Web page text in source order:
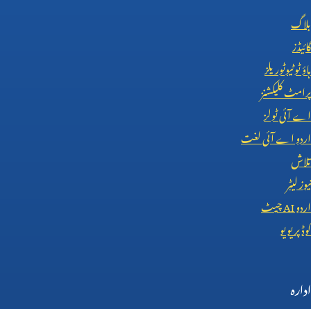
بلاگ
گائیڈز
ہاؤ ٹو ٹیوٹوریلز
پرامٹ کلیکشنز
اے آئی ٹولز
اردو اے آئی لغت
تلاش
نیوز لیٹر
اردوAIچیٹ
کوڈ پریویو
ادارہ